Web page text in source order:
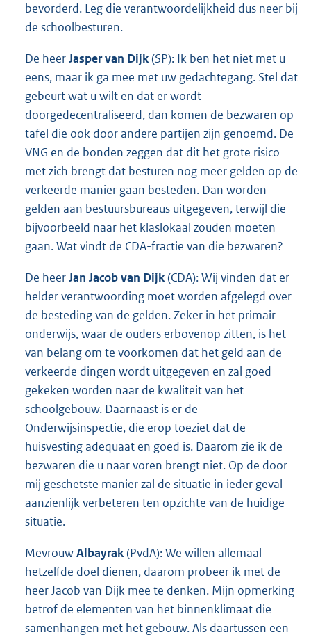
bevorderd. Leg die verantwoordelijkheid dus neer bij
de schoolbesturen.
De heerJasper van Dijk(SP): Ik ben het niet met u
eens, maar ik ga mee met uw gedachtegang. Stel dat
gebeurt wat u wilt en dat er wordt
doorgedecentraliseerd, dan komen de bezwaren op
tafel die ook door andere partijen zijn genoemd. De
VNG en de bonden zeggen dat dit het grote risico
met zich brengt dat besturen nog meer gelden op de
verkeerde manier gaan besteden. Dan worden
gelden aan bestuursbureaus uitgegeven, terwijl die
bijvoorbeeld naar het klaslokaal zouden moeten
gaan. Wat vindt de CDA-fractie van die bezwaren?
De heerJan Jacob van Dijk(CDA): Wij vinden dat er
helder verantwoording moet worden afgelegd over
de besteding van de gelden. Zeker in het primair
onderwijs, waar de ouders erbovenop zitten, is het
van belang om te voorkomen dat het geld aan de
verkeerde dingen wordt uitgegeven en zal goed
gekeken worden naar de kwaliteit van het
schoolgebouw. Daarnaast is er de
Onderwijsinspectie, die erop toeziet dat de
huisvesting adequaat en goed is. Daarom zie ik de
bezwaren die u naar voren brengt niet. Op de door
mij geschetste manier zal de situatie in ieder geval
aanzienlijk verbeteren ten opzichte van de huidige
situatie.
MevrouwAlbayrak(PvdA): We willen allemaal
hetzelfde doel dienen, daarom probeer ik met de
heer Jacob van Dijk mee te denken. Mijn opmerking
betrof de elementen van het binnenklimaat die
samenhangen met het gebouw. Als daartussen een